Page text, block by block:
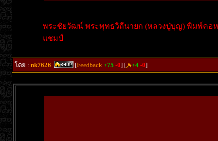
พระชัยวัฒน์ พระพุทธวิถีนายก (หลวงปู่บุญ) พิมพ์คอห
แชมป์
โดย : nk7626 [Feedback +75 -0] [ +4 -0]